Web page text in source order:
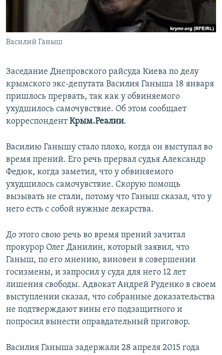
ПОБЕДИТЕЛЕЙ НЕ СУДЯТ?
КРЫМ.НЕПОКОРЕННЫЙ
ELIFBE
ПРИСОЕДИНЯЙТЕСЬ!
Все сайты RFE/RL
Василий Ганыш
Заседание Днепровского райсуда Киева по делу
крымского экс-депутата Василия Ганыша 18 января
пришлось прервать, так как у обвиняемого
ухудшилось самочувствие. Об этом сообщает
корреспондентКрым.Реалии.
Василию Ганышу стало плохо, когда он выступал во
время прений. Его речь прервал судья Александр
Федюк, когда заметил, что у обвиняемого
ухудшилось самочувствие. Скорую помощь
вызывать не стали, потому что Ганыш сказал, что у
него есть с собой нужные лекарства.
До этого свою речь во время прений зачитал
прокурор Олег Данилин, который заявил, что
Ганыш, по его мнению, виновен в совершении
госизмены, и запросил у суда для него 12 лет
лишения свободы. Адвокат Андрей Руденко в своем
выступлении сказал, что собранные доказательства
не подтверждают вины его подзащитного и
попросил вынести оправдательный приговор.
Василия Ганыша задержали 28 апреля 2015 года